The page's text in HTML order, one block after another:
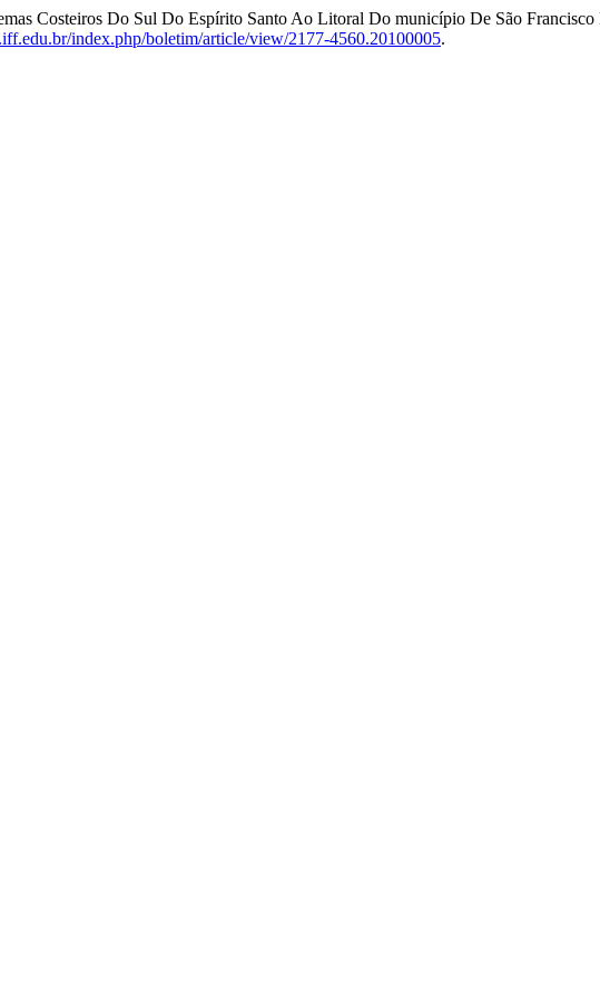
Costeiros Do Sul Do Espírito Santo Ao Litoral Do município De São Francisco
index.php/boletim/article/view/2177-4560.20100005.